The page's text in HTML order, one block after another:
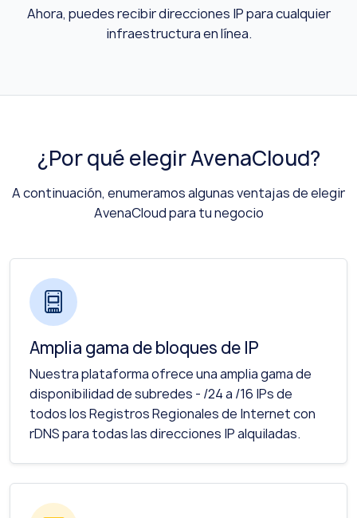
Ahora, puedes recibir direcciones IP para cualquier
infraestructura en línea.
¿Por qué elegir AvenaCloud?
A continuación, enumeramos algunas ventajas de elegir
AvenaCloud para tu negocio
Amplia gama de bloques de IP
Nuestra plataforma ofrece una amplia gama de
disponibilidad de subredes - /24 a /16 IPs de
todos los Registros Regionales de Internet con
rDNS para todas las direcciones IP alquiladas.